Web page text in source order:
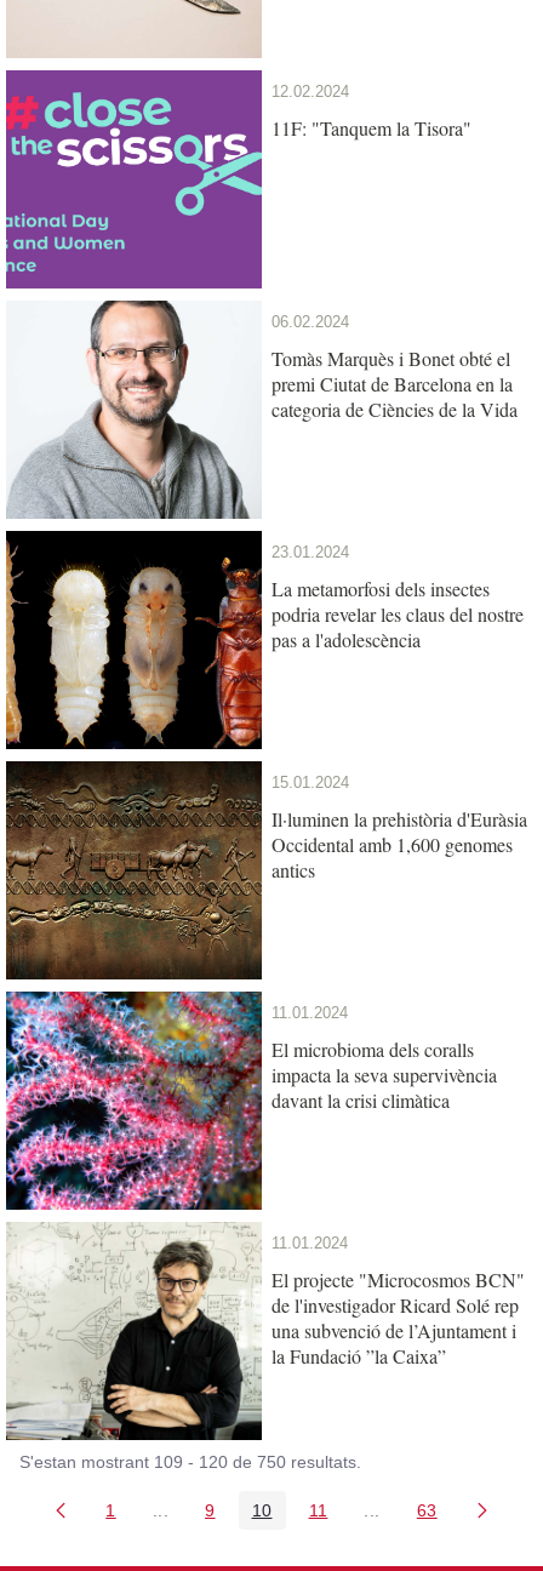
12.02.2024
11F: "Tanquem la Tisora"
06.02.2024
Tomàs Marquès i Bonet obté el
premi Ciutat de Barcelona en la
categoria de Ciències de la Vida
23.01.2024
La metamorfosi dels insectes
podria revelar les claus del nostre
pas a l'adolescència
15.01.2024
Il·luminen la prehistòria d'Euràsia
Occidental amb 1,600 genomes
antics
11.01.2024
El microbioma dels coralls
impacta la seva supervivència
davant la crisi climàtica
11.01.2024
El projecte "Microcosmos BCN"
de l'investigador Ricard Solé rep
una subvenció de l’Ajuntament i
la Fundació ”la Caixa”
S'estan mostrant 109 - 120 de 750 resultats.
Pàgina
1 Pàgines intermèdies Utilitzeu TAB per
Pàgina
9 Pàgina
10 Pàgina
11 PàginesPàgina
63